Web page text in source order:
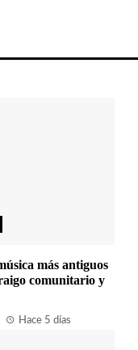
más antiguos
comunitario y
Hace 5 días